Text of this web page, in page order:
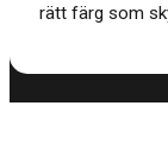
rätt färg som